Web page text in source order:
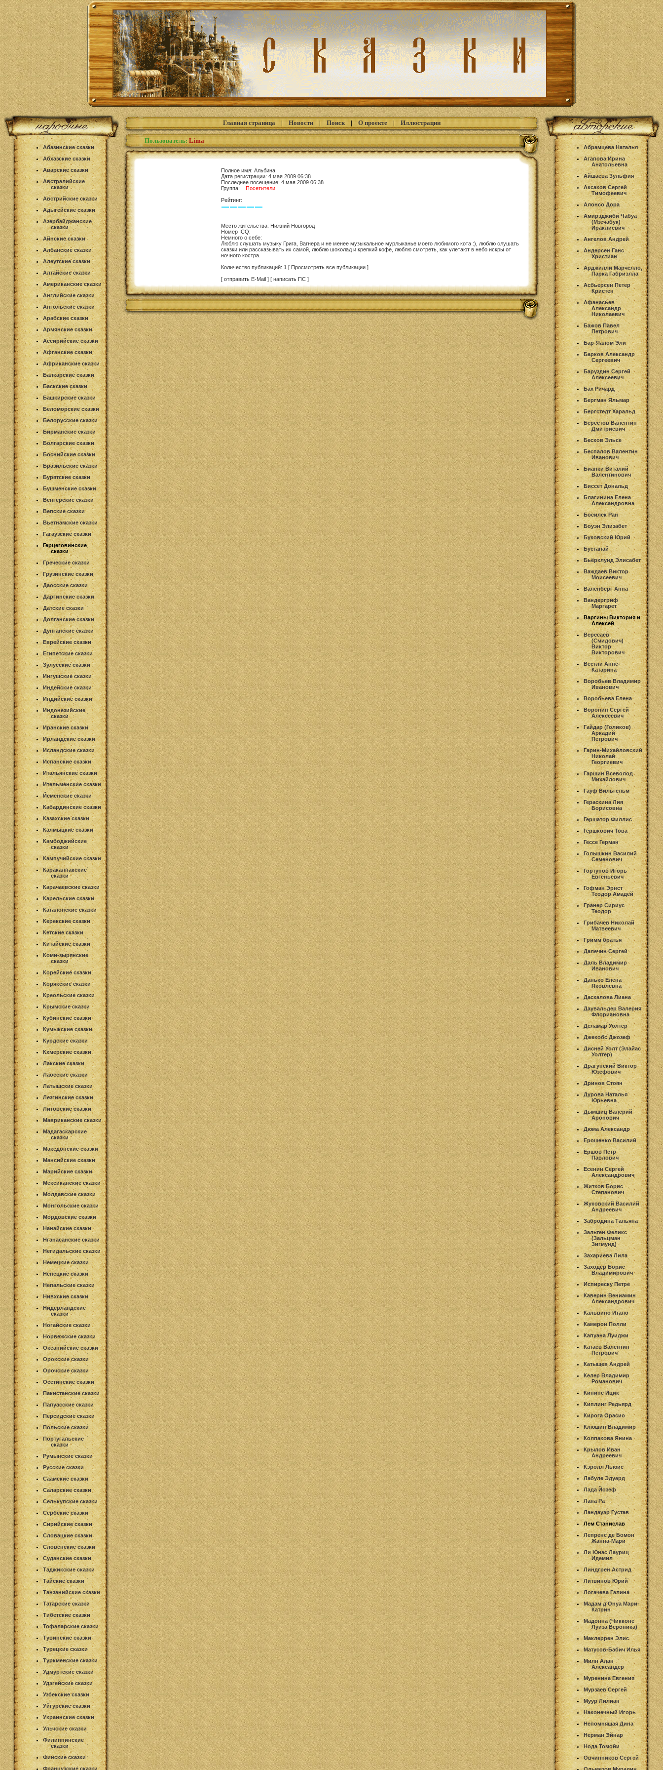
Абазинские сказки
Абхазские сказки
Аварские сказки
Австралийские
сказки
Австрийские сказки
Адыгейские сказки
Азербайджанские
сказки
Айнские сказки
Албанские сказки
Алеутские сказки
Алтайские сказки
Американские сказки
Английские сказки
Ангольские сказки
Арабские сказки
Армянские сказки
Ассирийские сказки
Афганские сказки
Африканские сказки
Балкарские сказки
Баскские сказки
Башкирские сказки
Беломорские сказки
Белорусские сказки
Бирманские сказки
Болгарские сказки
Боснийские сказки
Бразильские сказки
Бурятские сказки
Бушменские сказки
Венгерские сказки
Вепские сказки
Вьетнамские сказки
Гагаузские сказки
Герцеговинские
сказки
Греческие сказки
Грузинские сказки
Даосские сказки
Даргинские сказки
Датские сказки
Долганские сказки
Дунганские сказки
Еврейские сказки
Египетские сказки
Зулусские сказки
Ингушские сказки
Индейские сказки
Индийские сказки
Индонезийские
сказки
Иранские сказки
Ирландские сказки
Исландские сказки
Испанские сказки
Итальянские сказки
Ительменские сказки
Йеменские сказки
Кабардинские сказки
Казахские сказки
Калмыцкие сказки
Камбоджийские
сказки
Кампучийские сказки
Каракалпакские
сказки
Карачаевские сказки
Карельские сказки
Каталонские сказки
Керекские сказки
Кетские сказки
Китайские сказки
Коми-зырянские
сказки
Корейские сказки
Корякские сказки
Креольские сказки
Крымские сказки
Кубинские сказки
Кумыкские сказки
Курдские сказки
Кхмерские сказки
Лакские сказки
Лаосские сказки
Латышские сказки
Лезгинские сказки
Литовские сказки
Мавриканские сказки
Мадагаскарские
сказки
Македонские сказки
Мансийские сказки
Марийские сказки
Мексиканские сказки
Молдавские сказки
Монгольские сказки
Мордовские сказки
Нанайские сказки
Нганасанские сказки
Негидальские сказки
Немецкие сказки
Ненецкие сказки
Непальские сказки
Нивхские сказки
Нидерландские
сказки
Ногайские сказки
Норвежские сказки
Океанийские сказки
Орокские сказки
Орочские сказки
Осетинские сказки
Пакистанские сказки
Папуасские сказки
Персидские сказки
Польские сказки
Португальские
сказки
Румынские сказки
Русские сказки
Саамские сказки
Саларские сказки
Селькупские сказки
Сербские сказки
Сирийские сказки
Словацкие сказки
Словенские сказки
Суданские сказки
Таджикские сказки
Тайские сказки
Танзанийские сказки
Татарские сказки
Тибетские сказки
Тофаларские сказки
Тувинские сказки
Турецкие сказки
Туркменские сказки
Удмуртские сказки
Удэгейские сказки
Узбекские сказки
Уйгурские сказки
Украинские сказки
Ульчские сказки
Филиппинские
сказки
Финские сказки
Французские сказки
Главная страница| Новости| Поиск| О проекте| Иллюстрации
Пользователь: Lima
Полное имя: Альбина
Дата регистрации: 4 мая 2009 06:38
Последнее посещение: 4 мая 2009 06:38
Группа: Посетители
Рейтинг:
Место жительства: Нижний Новгород
Номер ICQ:
Немного о себе:
Люблю слушать музыку Грига, Вагнера и не менее музыкальное мурлыканье моего любимого кота :), люблю слушать
сказки или рассказывать их самой, люблю шоколад и крепкий кофе, люблю смотреть, как улетают в небо искры от
ночного костра.
Количество публикаций: 1 [ Просмотреть все публикации ]
[ отправить E-Mail ] [ написать ПС ]
Абрамцева Наталья
Агапова Ирина
Анатольевна
Айшаева Зульфия
Аксаков Сергей
Тимофеевич
Алонсо Дора
Амирэджиби Чабуа
(Мзечабук)
Ираклиевич
Ангелов Андрей
Андерсен Ганс
Христиан
Арджилли Марчелло,
Парка Габриэлла
Асбьерсен Петер
Кристен
Афанасьев
Александр
Николаевич
Бажов Павел
Петрович
Бар-Яалом Эли
Барков Александр
Сергеевич
Баруздин Сергей
Алексеевич
Бах Ричард
Бергман Яльмар
Бергстедт Харальд
Берестов Валентин
Дмитриевич
Бесков Эльсе
Беспалов Валентин
Иванович
Бианки Виталий
Валентинович
Биссет Дональд
Благинина Елена
Александровна
Босилек Ран
Боуэн Элизабет
Буковский Юрий
Бустанай
Бьёрклунд Элисабет
Важдаев Виктор
Моисеевич
Валенберг Анна
Вандергриф
Маргарет
Варгины Виктория и
Алексей
Вересаев
(Смидович)
Виктор
Викторович
Вестли Анне-
Катарина
Воробьев Владимир
Иванович
Воробьева Елена
Воронин Сергей
Алексеевич
Гайдар (Голиков)
Аркадий
Петрович
Гарин-Михайловский
Николай
Георгиевич
Гаршин Всеволод
Михайлович
Гауф Вильгельм
Гераскина Лия
Борисовна
Гершатор Филлис
Гершкович Това
Гессе Герман
Голышкин Василий
Семенович
Гортунов Игорь
Евгеньевич
Гофман Эрнст
Теодор Амадей
Гранер Сириус
Теодор
Грибачев Николай
Матвеевич
Гримм братья
Далечин Сергей
Даль Владимир
Иванович
Данько Елена
Яковлевна
Даскалова Лиана
Даувальдер Валерия
Флориановна
Деламар Уолтер
Джекобс Джозеф
Дисней Уолт (Элайас
Уолтер)
Драгунский Виктор
Юзефович
Дринов Стоян
Дурова Наталья
Юрьевна
Дымшиц Валерий
Аронович
Дюма Александр
Ерошенко Василий
Ершов Петр
Павлович
Есенин Сергей
Александрович
Житков Борис
Степанович
Жуковский Василий
Андреевич
Забродина Тальяна
Зальтен Феликс
(Зальцман
Зигмунд)
Захариева Лила
Заходер Борис
Владимирович
Испиреску Петре
Каверин Вениамин
Александрович
Кальвино Итало
Камерон Полли
Капуана Луиджи
Катаев Валентин
Петрович
Катыщев Андрей
Келер Владимир
Романович
Кипинс Ицик
Киплинг Редьярд
Кирога Орасио
Клюшин Владимир
Колпакова Янина
Крылов Иван
Андреевич
Кэролл Льюис
Лабуле Эдуард
Лада Йозеф
Лана Ра
Ландауэр Густав
Лем Станислав
Лепренс де Бомон
Жанна-Мари
Ли Юнас Лауриц
Идемил
Линдгрен Астрид
Литвинов Юрий
Логачева Галина
Мадам д'Онуа Мари-
Катрин
Мадонна (Чикконе
Луиза Вероника)
Маклеррен Элис
Матусов-Бабич Илья
Милн Алан
Александер
Муренина Евгения
Мурзаев Сергей
Муур Лилиан
Наконечный Игорь
Непомнящая Дина
Нерман Эйнар
Нода Томойи
Овчинников Сергей